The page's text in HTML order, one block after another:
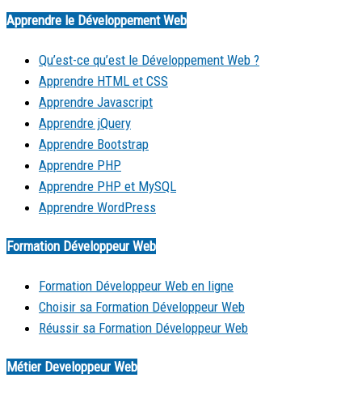
Apprendre le Développement Web
Qu’est-ce qu’est le Développement Web ?
Apprendre HTML et CSS
Apprendre Javascript
Apprendre jQuery
Apprendre Bootstrap
Apprendre PHP
Apprendre PHP et MySQL
Apprendre WordPress
Formation Développeur Web
Formation Développeur Web en ligne
Choisir sa Formation Développeur Web
Réussir sa Formation Développeur Web
Métier Developpeur Web